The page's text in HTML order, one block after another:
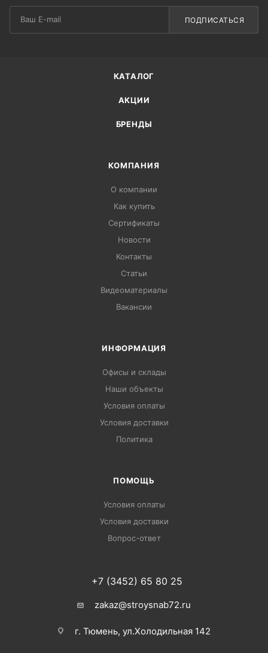
ПОДПИСАТЬСЯ
КАТАЛОГ
АКЦИИ
БРЕНДЫ
КОМПАНИЯ
О компании
Как купить
Сертификаты
Новости
Контакты
Статьи
Видеоматериалы
Вакансии
ИНФОРМАЦИЯ
Офисы и склады
Наши объекты
Условия оплаты
Условия доставки
Политика
ПОМОЩЬ
Условия оплаты
Условия доставки
Вопрос-ответ
+7 (3452) 65 80 25
zakaz@stroysnab72.ru
г. Тюмень, ул.Холодильная 142